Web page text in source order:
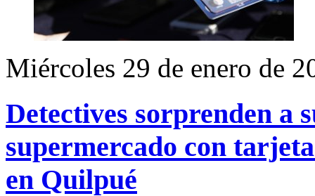
Miércoles 29 de enero de
Detectives sorprenden a
supermercado con
en Quilpué